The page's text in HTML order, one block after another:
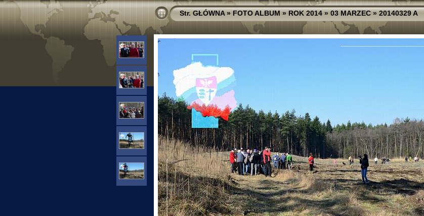
Str. GŁÓWNA»FOTO ALBUM»ROK 2014»03 MARZEC»20140329 A